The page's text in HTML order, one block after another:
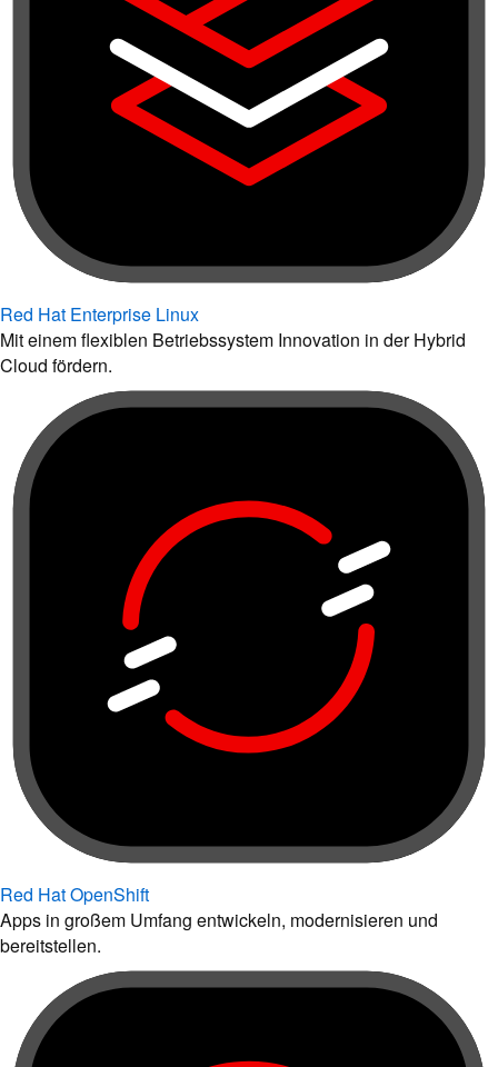
Red Hat Enterprise Linux
Mit einem flexiblen Betriebssystem Innovation in der Hybrid
Cloud fördern.
Red Hat OpenShift
Apps in großem Umfang entwickeln, modernisieren und
bereitstellen.